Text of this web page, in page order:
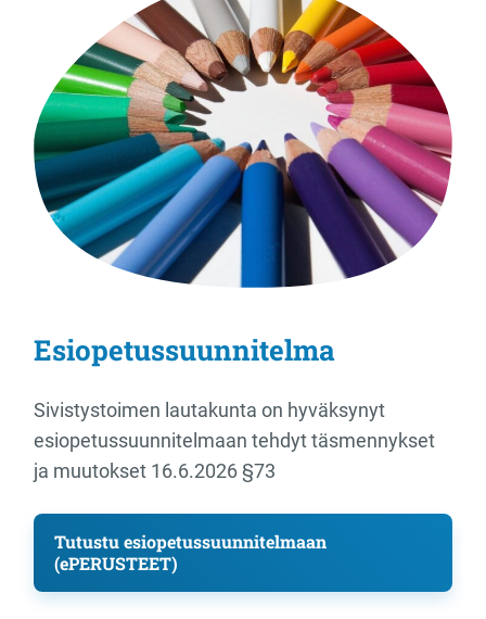
Esiopetussuunnitelma
Sivistystoimen lautakunta on hyväksynyt
esiopetussuunnitelmaan tehdyt täsmennykset
ja muutokset 16.6.2026 §73
Tutustu esiopetussuunnitelmaan
(ePERUSTEET)